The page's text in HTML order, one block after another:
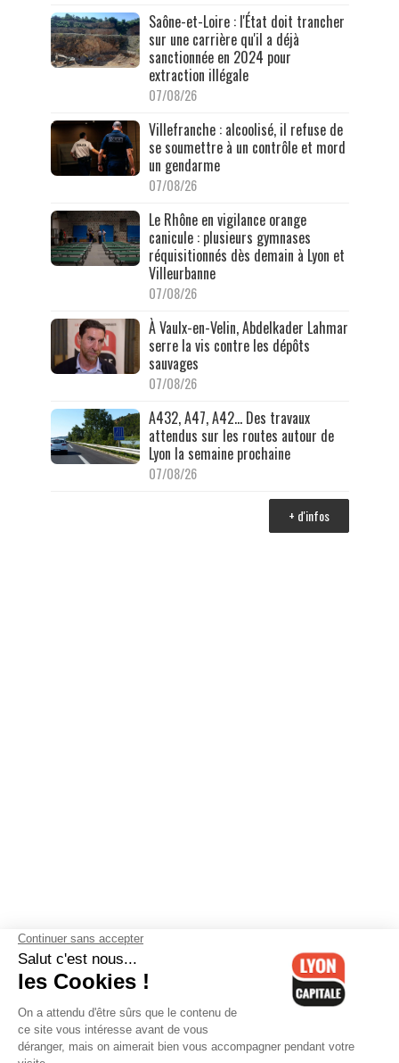
Saône-et-Loire : l'État doit trancher
sur une carrière qu'il a déjà
sanctionnée en 2024 pour
extraction illégale
07/08/26
Villefranche : alcoolisé, il refuse de
se soumettre à un contrôle et mord
un gendarme
07/08/26
Le Rhône en vigilance orange
canicule : plusieurs gymnases
réquisitionnés dès demain à Lyon et
Villeurbanne
07/08/26
À Vaulx-en-Velin, Abdelkader Lahmar
serre la vis contre les dépôts
sauvages
07/08/26
A432, A47, A42… Des travaux
attendus sur les routes autour de
Lyon la semaine prochaine
07/08/26
+ d'infos